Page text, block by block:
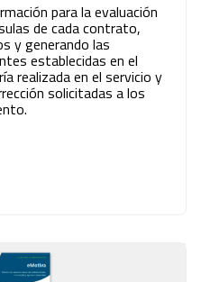
para la evaluación
de cada contrato,
y generando las
establecidas en el
realizada en el servicio y
solicitadas a los